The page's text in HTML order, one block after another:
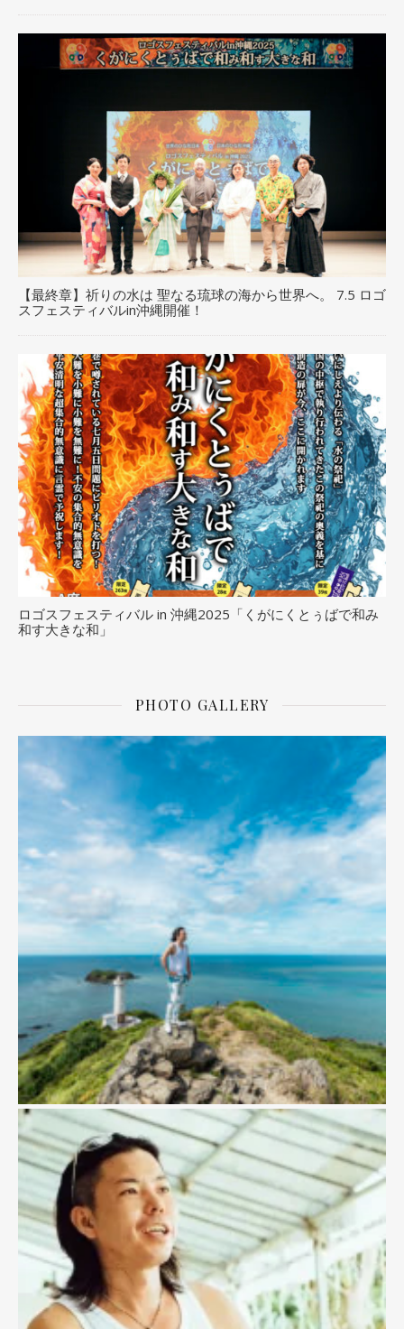
【最終章】祈りの水は 聖なる琉球の海から世界へ。 7.5 ロゴ
スフェスティバルin沖縄開催！
ロゴスフェスティバル in 沖縄2025「くがにくとぅばで和み
和す大きな和」
PHOTO GALLERY